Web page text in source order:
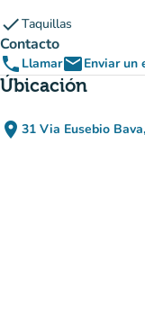
checkTaquillas
Contacto
phone LlamaremailEnviar un
Úbicación
place 31 Via Eusebio